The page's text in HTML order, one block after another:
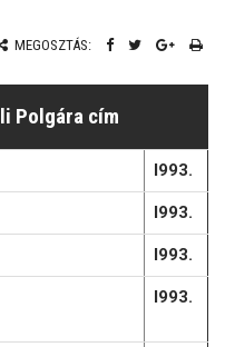
MEGOSZTÁS:
Polgára cím
l993.
l993.
l993.
l993.